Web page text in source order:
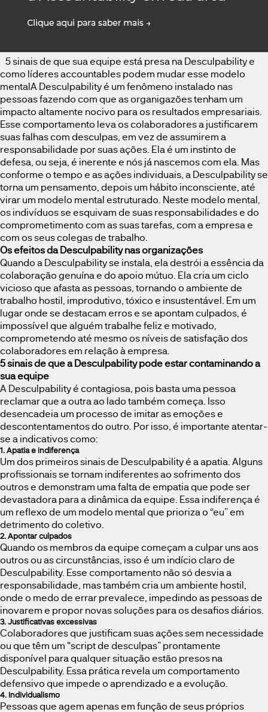
5 sinais de que sua equipe está presa na Desculpability e
como líderes accountables podem mudar esse modelo
mentalA Desculpability é um fenômeno instalado nas
pessoas fazendo com que as organigazões tenham um
impacto altamente nocivo para os resultados empresariais.
Esse comportamento leva os colaboradores a justificarem
suas falhas com desculpas, em vez de assumirem a
responsabilidade por suas ações. Ela é um instinto de
defesa, ou seja, é inerente e nós já nascemos com ela. Mas
conforme o tempo e as ações individuais, a Desculpability se
torna um pensamento, depois um hábito inconsciente, até
virar um modelo mental estruturado. Neste modelo mental,
os indivíduos se esquivam de suas responsabilidades e do
comprometimento com as suas tarefas, com a empresa e
com os seus colegas de trabalho.
Os efeitos da Desculpability nas organizações
Quando a Desculpability se instala, ela destrói a essência da
colaboração genuína e do apoio mútuo. Ela cria um ciclo
vicioso que afasta as pessoas, tornando o ambiente de
trabalho hostil, improdutivo, tóxico e insustentável. Em um
lugar onde se destacam erros e se apontam culpados, é
impossível que alguém trabalhe feliz e motivado,
comprometendo até mesmo os níveis de satisfação dos
colaboradores em relação à empresa.
5 sinais de que a Desculpability pode estar contaminando a
sua equipe
A Desculpability é contagiosa, pois basta uma pessoa
reclamar que a outra ao lado também começa. Isso
desencadeia um processo de imitar as emoções e
descontentamentos do outro. Por isso, é importante atentar-
se a indicativos como:
1. Apatia e indiferença
Um dos primeiros sinais de Desculpability é a apatia. Alguns
profissionais se tornam indiferentes ao sofrimento dos
outros e demonstram uma falta de empatia que pode ser
devastadora para a dinâmica da equipe. Essa indiferença é
um reflexo de um modelo mental que prioriza o “eu” em
detrimento do coletivo.
2. Apontar culpados
Quando os membros da equipe começam a culpar uns aos
outros ou as circunstâncias, isso é um indício claro de
Desculpability. Esse comportamento não só desvia a
responsabilidade, mas também cria um ambiente hostil,
onde o medo de errar prevalece, impedindo as pessoas de
inovarem e propor novas soluções para os desafios diários.
3. Justificativas excessivas
Colaboradores que justificam suas ações sem necessidade
ou que têm um "script de desculpas” prontamente
disponível para qualquer situação estão presos na
Desculpability. Essa prática revela um comportamento
defensivo que impede o aprendizado e a evolução.
4. Individualismo
Pessoas que agem apenas em função de seus próprios